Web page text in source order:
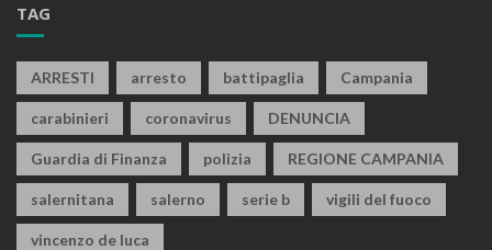
TAG
ARRESTI arresto battipaglia Campania
carabinieri coronavirus DENUNCIA
Guardia di Finanza polizia REGIONE CAMPANIA
salernitana salerno serie b vigili del fuoco
vincenzo de luca